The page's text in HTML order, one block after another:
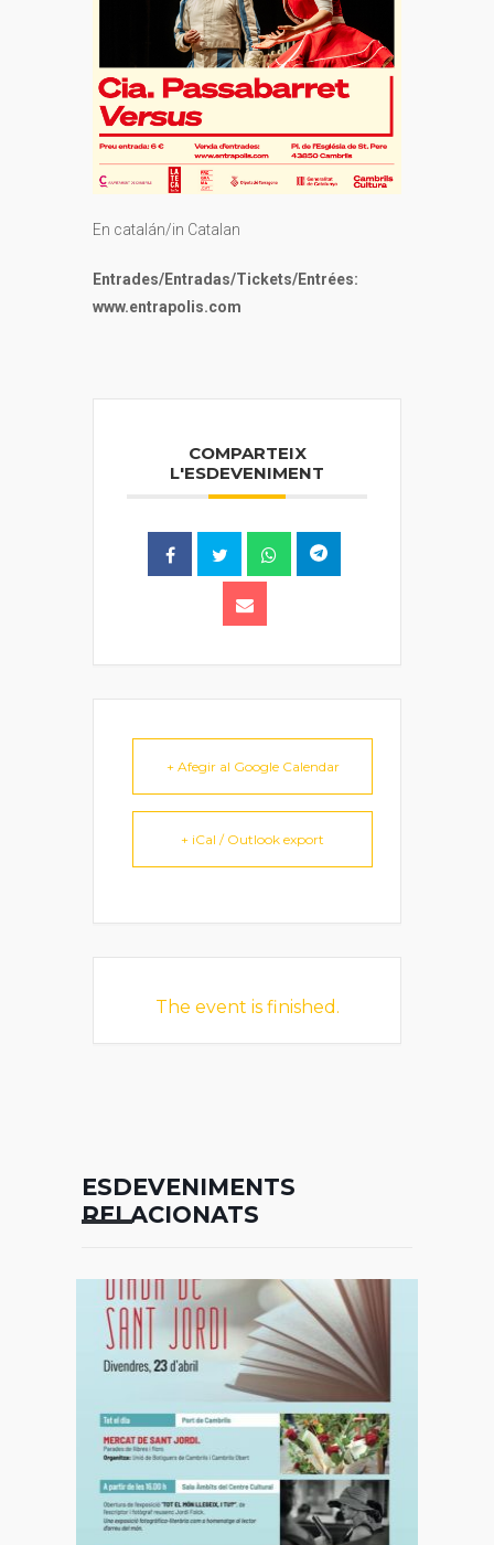
En catalán/in Catalan
Entrades/Entradas/Tickets/Entrées:
www.entrapolis.com
COMPARTEIX
L'ESDEVENIMENT
+ Afegir al Google Calendar
+ iCal / Outlook export
The event is finished.
ESDEVENIMENTS
RELACIONATS